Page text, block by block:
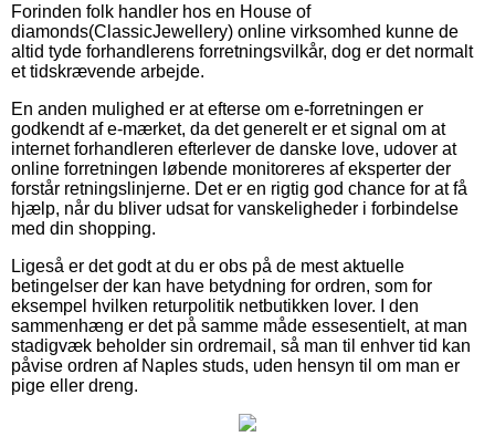
Forinden folk handler hos en House of
diamonds(ClassicJewellery) online virksomhed kunne de
altid tyde forhandlerens forretningsvilkår, dog er det normalt
et tidskrævende arbejde.
En anden mulighed er at efterse om e-forretningen er
godkendt af e-mærket, da det generelt er et signal om at
internet forhandleren efterlever de danske love, udover at
online forretningen løbende monitoreres af eksperter der
forstår retningslinjerne. Det er en rigtig god chance for at få
hjælp, når du bliver udsat for vanskeligheder i forbindelse
med din shopping.
Ligeså er det godt at du er obs på de mest aktuelle
betingelser der kan have betydning for ordren, som for
eksempel hvilken returpolitik netbutikken lover. I den
sammenhæng er det på samme måde essesentielt, at man
stadigvæk beholder sin ordremail, så man til enhver tid kan
påvise ordren af Naples studs, uden hensyn til om man er
pige eller dreng.